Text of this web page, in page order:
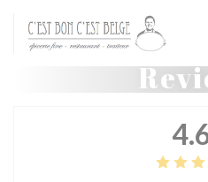
Personalizing your cookie choices